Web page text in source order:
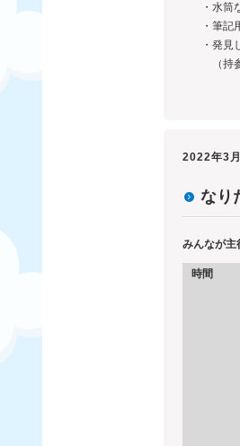
・水筒
・筆記
・発見
（持
2022年3
なり
みんなが主
時間